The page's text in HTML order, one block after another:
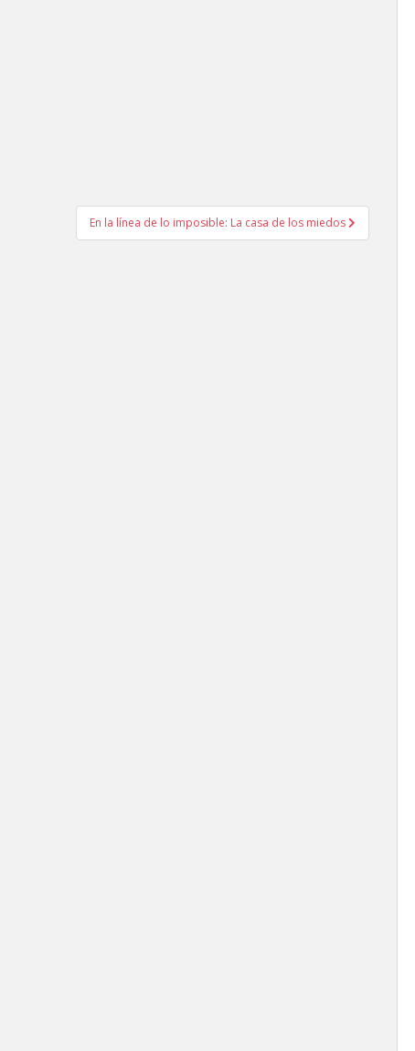
En la línea de lo imposible: La casa de los miedos